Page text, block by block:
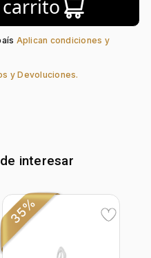
Aplican condiciones y
y Devoluciones.
interesar
35%